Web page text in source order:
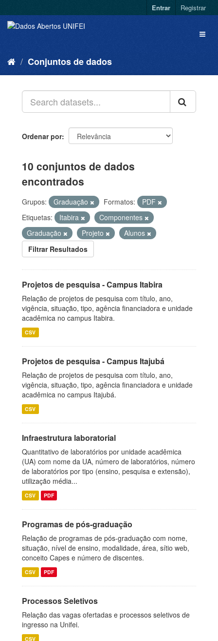
Entrar Registrar
Conjuntos de dados
Ordenar por
10 conjuntos de dados
encontrados
Grupos: Graduação Formatos:
PDF
Etiquetas:
Itabira
Componentes
Graduação
Projeto
Alunos
Filtrar Resultados
Projetos de pesquisa - Campus Itabira
Relação de projetos de pesquisa com título, ano,
vigência, situação, tipo, agência financiadora e unidade
acadêmica no campus Itabira.
CSV
Projetos de pesquisa - Campus Itajubá
Relação de projetos de pesquisa com título, ano,
vigência, situação, tipo, agência financiadora e unidade
acadêmica no campus Itajubá.
CSV
Infraestrutura laboratorial
Quantitativo de laboratórios por unidade acadêmica
(UA) com nome da UA, número de laboratórios, número
de laboratórios por tipo (ensino, pesquisa e extensão),
utilização média...
CSV PDF
Programas de pós-graduação
Relação de programas de pós-graduação com nome,
situação, nível de ensino, modalidade, área, sítio web,
conceito Capes e número de discentes.
CSV PDF
Processos Seletivos
Relação das vagas ofertadas e processos seletivos de
ingresso na Unifei.
CSV